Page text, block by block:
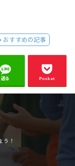
おすすめの記事
送る Pocket